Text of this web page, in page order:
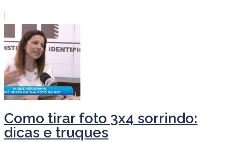
Como tirar foto 3x4 sorrindo:
dicas e truques